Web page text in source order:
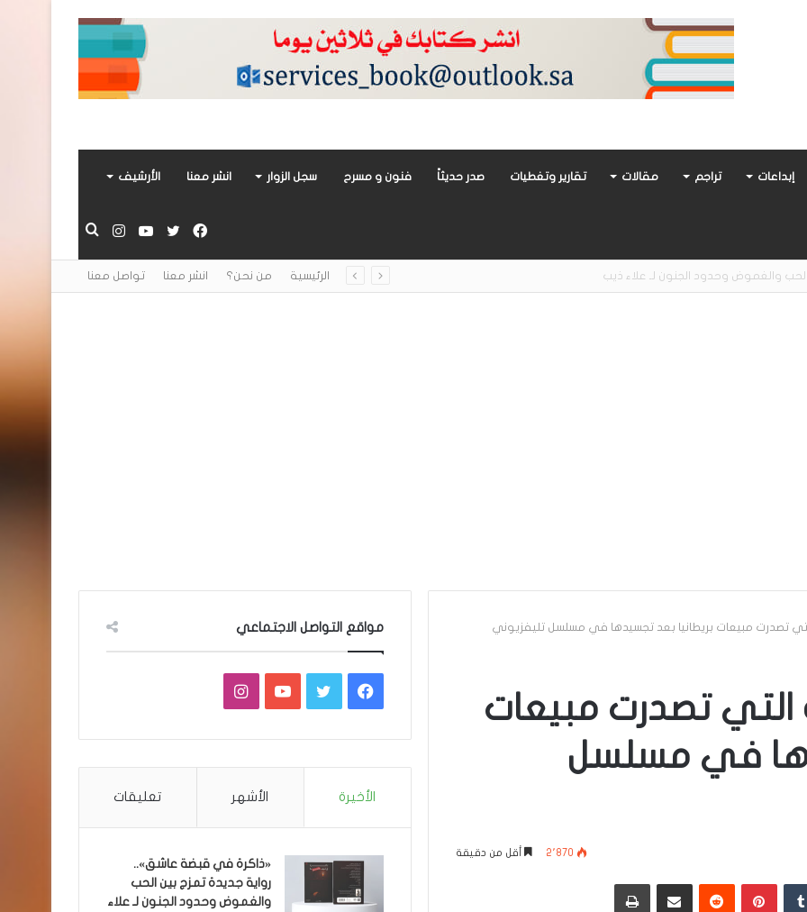
إبداعات تراجم مقالات تقارير وتغطيات صدر حديثاً فنون و مسرح سجل الزوار انشر معنا الأرشيف
بحث
انستقراميوتيوبتويتر
فيسبوك
العربي تغوص في هشاشة الحب وصراعات الذات الرئيسية من نحن؟ انشر معنا تواصل معنا
تصدرت مبيعات بريطانيا بعد تجسيدها في مسلسل تليفزيوني
التي تصدرت مبيعات
في مسلسل
2٬870 أقل من دقيقة
‏Tumblr بينتيريست
‏Reddit مشاركة عبر البريد طباعة
مواقع التواصل الاجتماعي
فيسبوكتويتر يوتيوبانستقرام
الأخيرة الأشهر تعليقات
«ذاكرة في قبضة عاشق»..
رواية جديدة تمزج بين الحب
والغموض وحدود الجنون لـ علاء